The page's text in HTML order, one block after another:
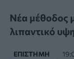
Νέα μέθοδος
λιπαντικό
ΕΠΙΣΤΉΜΗ